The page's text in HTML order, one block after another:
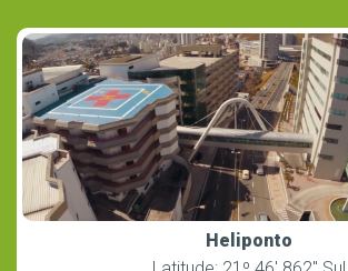
Heliponto